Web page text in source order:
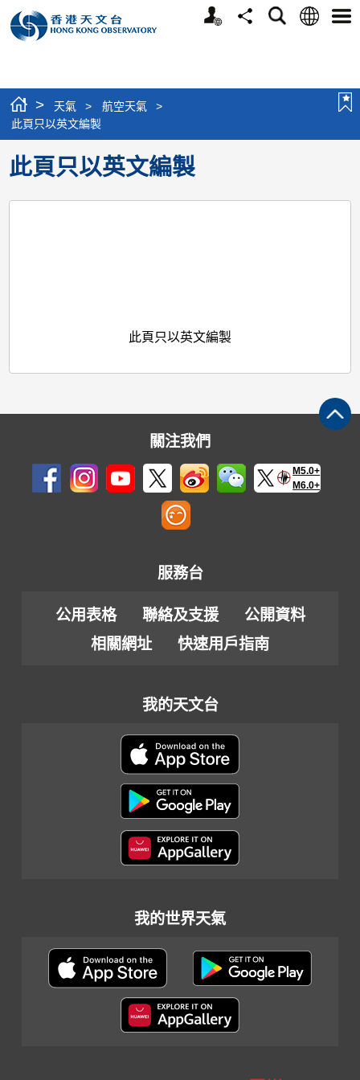
個
分
搜
語
選
> 天氣 > 航空天氣
>
此頁只以英文編製
此頁只以英文編製
此頁只以英文編製
關注我們
M5.0+
M6.0+
服務台
公用表格 聯絡及支援
公開資料
相關網址
快速用戶指南
我的天文台
我的世界天氣